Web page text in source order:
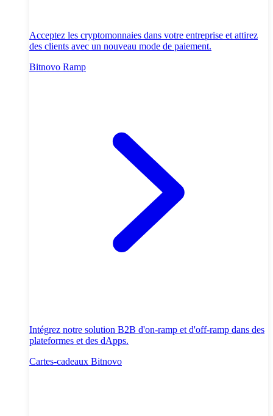
Acceptez les cryptomonnaies dans votre entreprise et attirez
des clients avec un nouveau mode de paiement.
Bitnovo Ramp
Intégrez notre solution B2B d'on-ramp et d'off-ramp dans des
plateformes et des dApps.
Cartes-cadeaux Bitnovo